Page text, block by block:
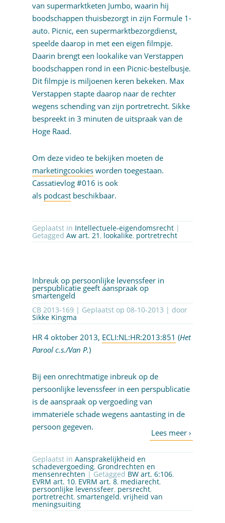
van supermarktketen Jumbo, waarin hij
boodschappen thuisbezorgt in zijn Formule 1-
auto. Picnic, een supermarktbezorgdienst,
speelde daarop in met een eigen filmpje.
Daarin brengt een lookalike van Verstappen
boodschappen rond in een Picnic-bestelbusje.
Dit filmpje is miljoenen keren bekeken. Max
Verstappen stapte daarop naar de rechter
wegens schending van zijn portretrecht. Sikke
bespreekt in 3 minuten de uitspraak van de
Hoge Raad.
Om deze video te bekijken moeten de
marketingcookiesworden toegestaan.
Cassatievlog #016 is ook
als podcastbeschikbaar.
Geplaatst in Intellectuele-eigendomsrecht|
Getagged Aw art. 21 , lookalike, portretrecht
Inbreuk op persoonlijke levenssfeer in
perspublicatie geeft aanspraak op
smartengeld
CB 2013-169 | Geplaatst op 08-10-2013 | door
Sikke Kingma
HR 4 oktober 2013, ECLI:NL:HR:2013:851 (Het
Parool c.s./Van P.)
Bij een onrechtmatige inbreuk op de
persoonlijke levenssfeer in een perspublicatie
is de aanspraak op vergoeding van
immateriële schade wegens aantasting in de
persoon gegeven.
Geplaatst in Aansprakelijkheid en
schadevergoeding, Grondrechten en
mensenrechten | Getagged BW art. 6:106,
EVRM art. 10, EVRM art. 8, mediarecht,
persoonlijke levenssfeer, persrecht,
portretrecht, smartengeld, vrijheid van
meningsuiting